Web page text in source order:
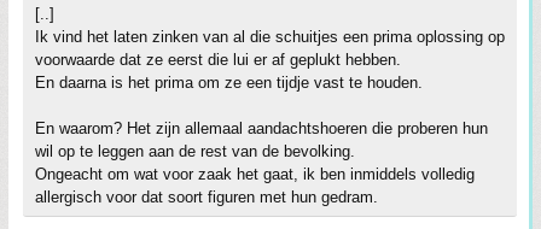
[..]
Ik vind het laten zinken van al die schuitjes een prima oplossing op
voorwaarde dat ze eerst die lui er af geplukt hebben.
En daarna is het prima om ze een tijdje vast te houden.
En waarom? Het zijn allemaal aandachtshoeren die proberen hun
wil op te leggen aan de rest van de bevolking.
Ongeacht om wat voor zaak het gaat, ik ben inmiddels volledig
allergisch voor dat soort figuren met hun gedram.